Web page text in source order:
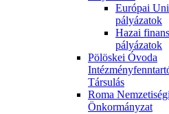
Európai
pályázatok
Hazai
pályázatok
Pölöskei Óvoda
Társulás
Roma Nemzetiségi
Önkormányzat